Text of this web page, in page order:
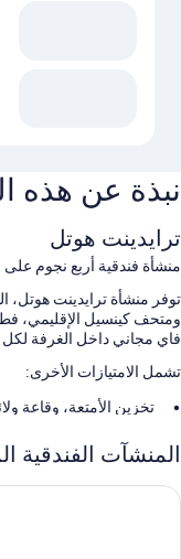
نبذة عن هذه
ترايدينت هوتل
منشأة فندقية أربع نجوم
توفر منشأة ترايدينت
ومتحف كينسيل الإقليمي،
فاي مجاني داخل الغرفة لكل
تشمل الامتيازات الأخرى:
تخزين الأمتعة، وقاعة
اجتماعات
خزانة للأمانات في
المنشآت الفندقية
أكتونز هوتل